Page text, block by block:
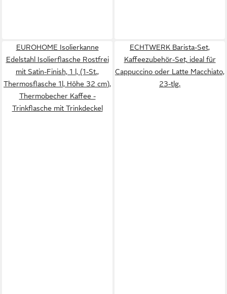
EUROHOME Isolierkanne
Edelstahl Isolierflasche Rostfrei
mit Satin-Finish, 1 l, (1-St.,
Thermosflasche 1l, Höhe 32 cm),
Thermobecher Kaffee -
Trinkflasche mit Trinkdeckel
ECHTWERK Barista-Set,
Kaffeezubehör-Set, ideal für
Cappuccino oder Latte Macchiato,
23-tlg.